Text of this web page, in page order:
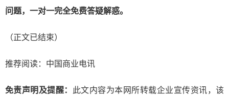
问题，一对一完全免费答疑解惑。
（正文已结束）
推荐阅读： 中国商业电讯
免责声明及提醒：
此文内容为本网所转载企业宣传资讯，该